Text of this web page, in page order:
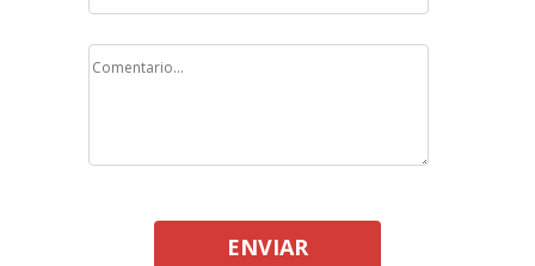
ENVIAR